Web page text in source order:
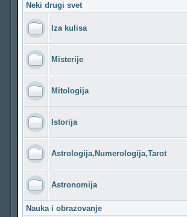
Neki drugi svet
Iza kulisa
Misterije
Mitologija
Istorija
Astrologija,Numerologija,Tarot
Astronomija
Nauka i obrazovanje